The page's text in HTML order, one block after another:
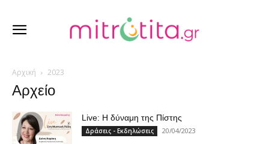
Αρχική 2023
Αρχείο
Live: Η δύναμη της Πίστης
Δράσεις - Εκδηλώσεις 20/04/2023